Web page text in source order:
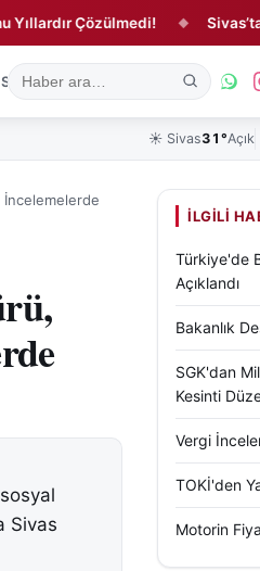
Çözülmedi! ◆ Sivas’ta
Sağlık Kültür, Sanat ve Tarih
☀️ Sivas31°Açık
Sivas
İLGILI
Türkiye'de
Açıklandı
Bakanlık
SGK'dan
Kesinti
Vergi
TOKİ'den
Motorin